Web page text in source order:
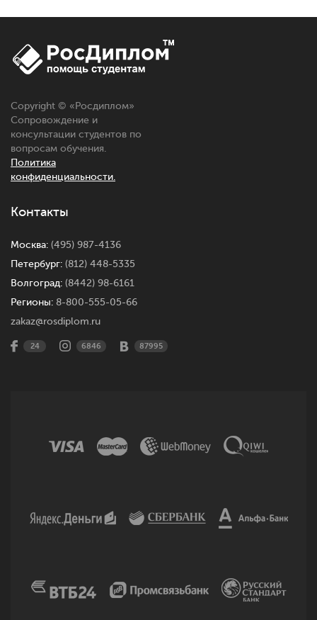
Copyright © «Росдиплом»
Сопровождение и
консультации студентов по
вопросам обучения.
Политика
конфиденциальности.
Контакты
Москва: (495) 987-4136
Петербург: (812) 448-5335
Волгоград: (8442) 98-6161
Регионы: 8-800-555-05-66
zakaz@rosdiplom.ru
24 6846 87995